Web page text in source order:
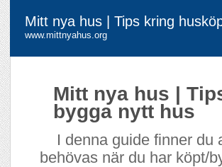
Mitt nya hus | Tips kring
www.mittnyahus.org
Mitt nya hus |
bygga nytt hus
I denna guide finner du
behövas när du har köpt/